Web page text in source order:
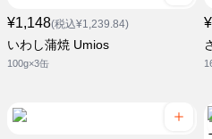
¥1,148(税込¥1,239.84)
いわし蒲焼 Umios
100g×3缶